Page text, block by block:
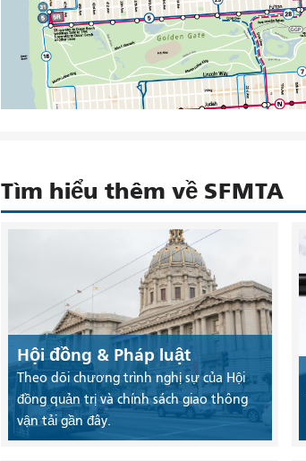
Tìm hiểu thêm về SFMTA
Hội đồng & Pháp luật
Theo dõi chương trình nghị sự của Hội
đồng quản trị và chính sách giao thông
vận tải gần đây.